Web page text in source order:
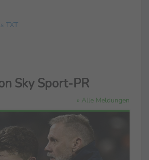
TXT
Sky Sport-PR
» Alle Meldungen